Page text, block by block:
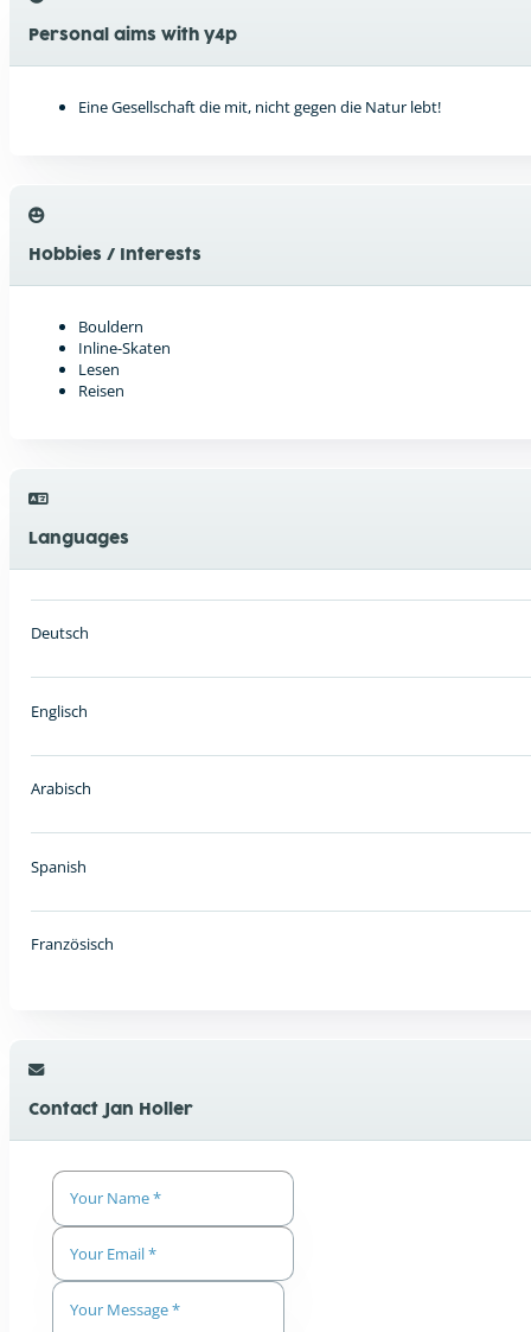
Personal aims with y4p
Eine Gesellschaft die mit, nicht gegen die Natur lebt!
Hobbies / Interests
Bouldern
Inline-Skaten
Lesen
Reisen
Languages
Deutsch
Englisch
Arabisch
Spanish
Französisch
Contact Jan Holler